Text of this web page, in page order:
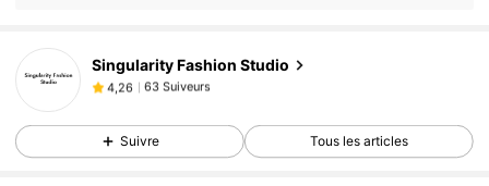
Singularity Fashion Studio
4,26
63 Suiveurs
n***sest en train de naviguer
Suivre Tous les articles